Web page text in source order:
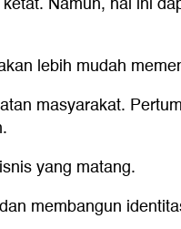
lebih mudah
masyarakat.
yang matang.
membangun